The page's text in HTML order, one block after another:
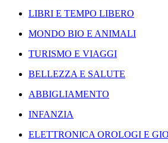
LIBRI E TEMPO LIBERO
MONDO BIO E ANIMALI
TURISMO E VIAGGI
BELLEZZA E SALUTE
ABBIGLIAMENTO
INFANZIA
ELETTRONICA OROLOGI E